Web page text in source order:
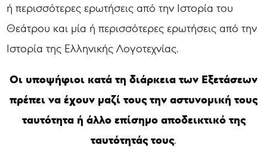
ή περισσότερες ερωτήσεις από την Ιστορία του
Θεάτρου και μία ή περισσότερες ερωτήσεις από την
Ιστορία της Ελληνικής Λογοτεχνίας.
Οι υποψήφιοι κατά τη διάρκεια των Εξετάσεων
πρέπει να έχουν μαζί τους την αστυνομική τους
ταυτότητα ή άλλο επίσημο αποδεικτικό της
ταυτότητάς τους.